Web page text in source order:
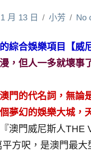
月 13 日 小芳 No
綜合娛樂項目【威
，但人一多就壞事了
門的代名詞，無
夢幻的娛樂大城，
澳門威尼斯人
方呎，是澳門最